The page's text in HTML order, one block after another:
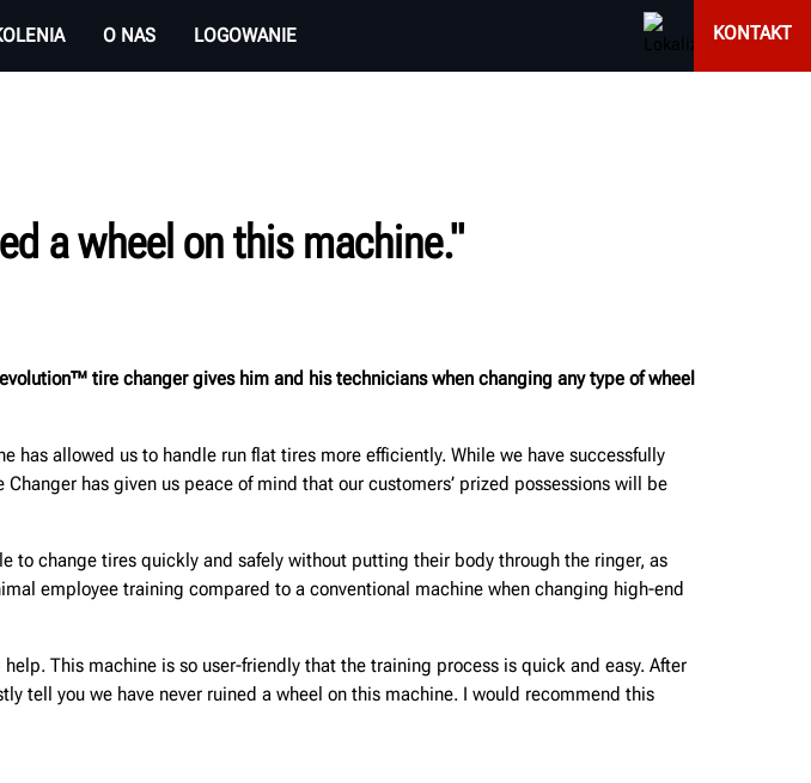
O NAS LOGOWANIE KONTAKT
a wheel on this machine."
tire changer gives him and his technicians when changing any type of wheel
has allowed us to handle run flat tires more efficiently. While we have successfully
has given us peace of mind that our customers’ prized possessions will be
to change tires quickly and safely without putting their body through the ringer, as
employee training compared to a conventional machine when changing high-end
This machine is so user-friendly that the training process is quick and easy. After
tell you we have never ruined a wheel on this machine. I would recommend this